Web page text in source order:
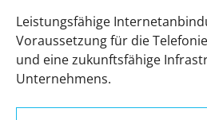
Leistungsfähige
Voraussetzung für die
und eine zukunftsfähige
Unternehmens.